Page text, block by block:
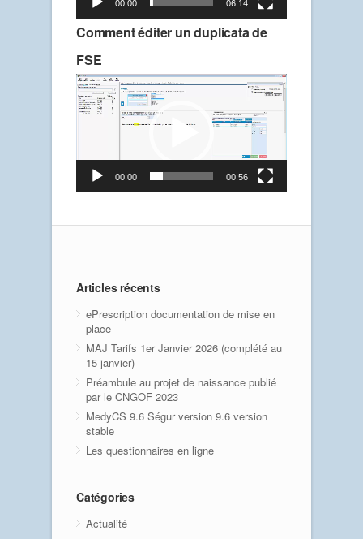
00:00 06:14
Comment éditer un duplicata de
FSE
Lecteur
vidéo
00:00 00:56
Articles récents
ePrescription documentation de mise en
place
MAJ Tarifs 1er Janvier 2026 (complété au
15 janvier)
Préambule au projet de naissance publié
par le CNGOF 2023
MedyCS 9.6 Ségur version 9.6 version
stable
Les questionnaires en ligne
Catégories
Actualité